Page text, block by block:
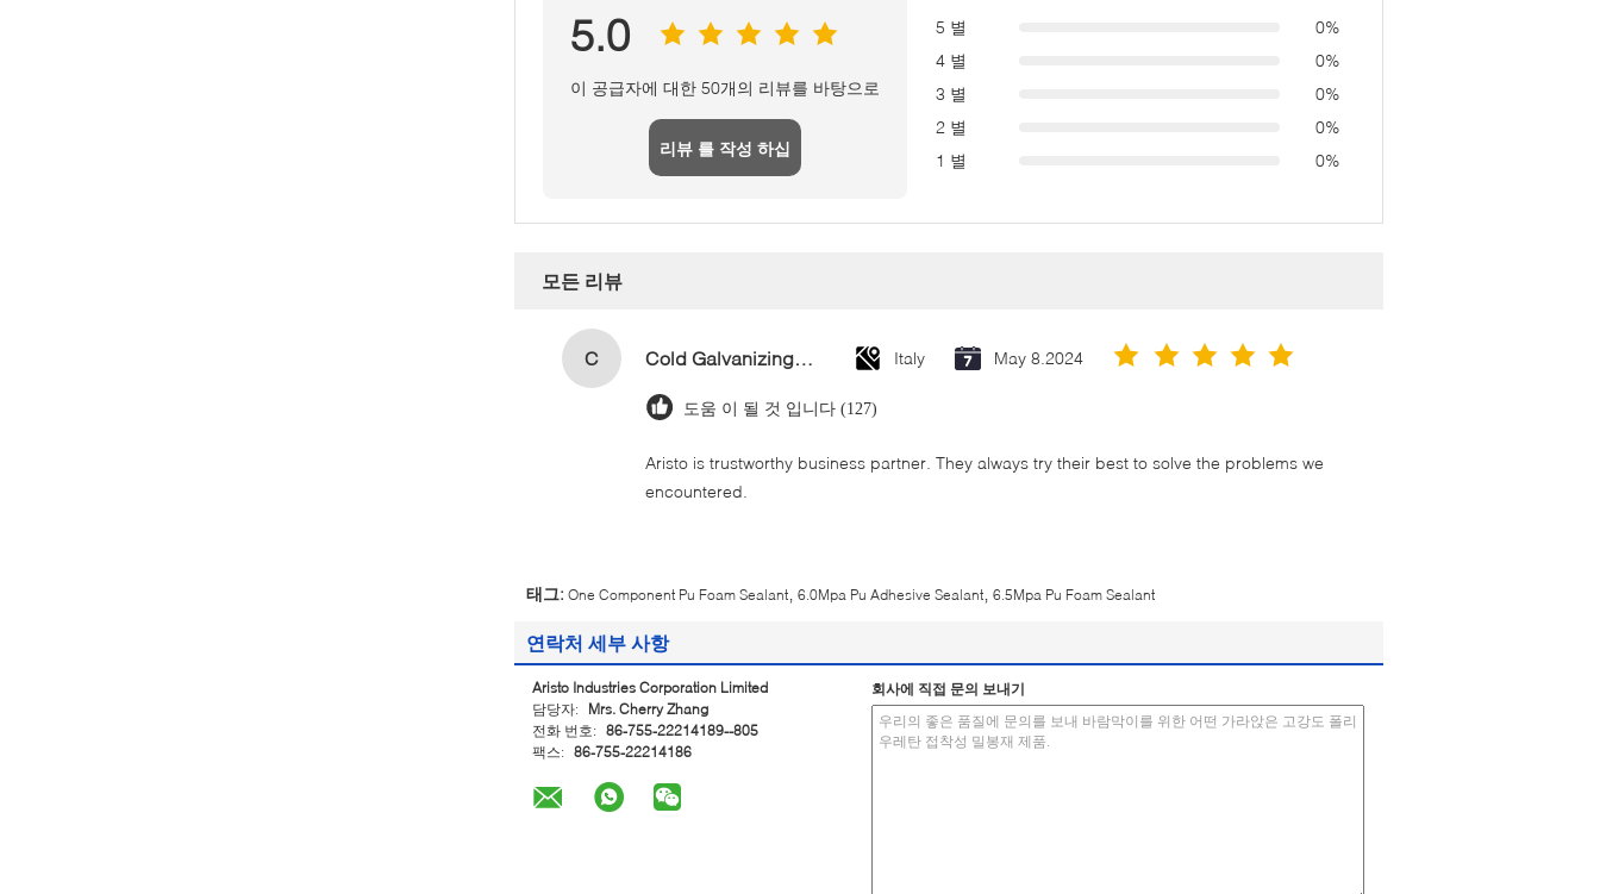
5.0
이 공급자에 대한 50개의 리뷰를 바탕으로
리뷰 를 작성 하십
5 별
0%
4 별
0%
3 별
0%
2 별
0%
1 별
0%
모든 리뷰
C Cold Galvanizing Zinc Spray Paint 400ml Italy May 8.2024
도움 이 될 것 입니다 (127)
Aristo is trustworthy business partner. They always try their best to solve the problems we
encountered.
태그: One Component Pu Foam Sealant 6.0Mpa Pu Adhesive Sealant 6.5Mpa Pu Foam Sealant
연락처 세부 사항
Aristo Industries Corporation Limited
담당자:
Mrs. Cherry Zhang
전화 번호: 86-755-22214189--805
팩스: 86-755-22214186
회사에 직접 문의 보내기